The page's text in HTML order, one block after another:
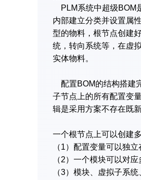
PLM系统中超级BOM
内部建立分类并设置属
型的物料，根节点创建
统，转向系统等，在虚
实体物料。
配置BOM的结构搭建
子节点上的所有配置变
辑是采用方案不存在既
一个根节点上可以创建
（1）配置变量可以独
（2）一个模块可以对
（3）模块、虚拟子系